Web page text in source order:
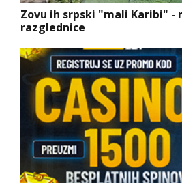
Zovu ih srpski "mali Karibi" -
razglednice